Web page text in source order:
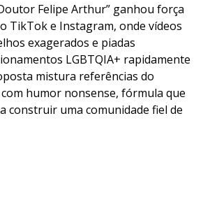
Felipe Arthur” ganhou força
TikTok e Instagram, onde vídeos
exagerados e piadas
LGBTQIA+ rapidamente
mistura referências do
humor nonsense, fórmula que
construir uma comunidade fiel de